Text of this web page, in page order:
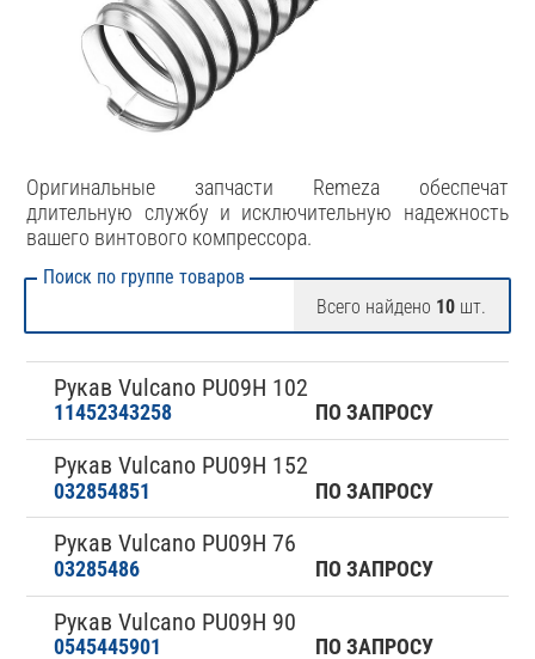
Оригинальные запчасти Remeza обеспечат
длительную службу и исключительную надежность
вашего винтового компрессора.
Поиск по группе товаров
Всего найдено 10 шт.
11452343258
Рукав Vulcano PU09H 102
ПО ЗАПРОСУ
032854851
Рукав Vulcano PU09H 152
ПО ЗАПРОСУ
03285486
Рукав Vulcano PU09H 76
ПО ЗАПРОСУ
0545445901
Рукав Vulcano PU09H 90
ПО ЗАПРОСУ